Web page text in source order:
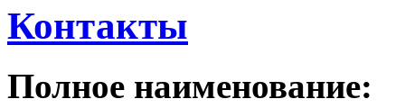
Контакты
Полное наименование: